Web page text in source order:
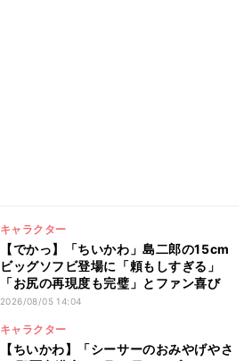
キャラクター
【でかっ】「ちいかわ」島二郎の15cm
ビッグソフビ登場に「頼もしすぎる」
「お尻の再現度も完璧」とファン喜び
2026/08/05 14:04
キャラクター
【ちいかわ】「シーサーのおみやげやさ